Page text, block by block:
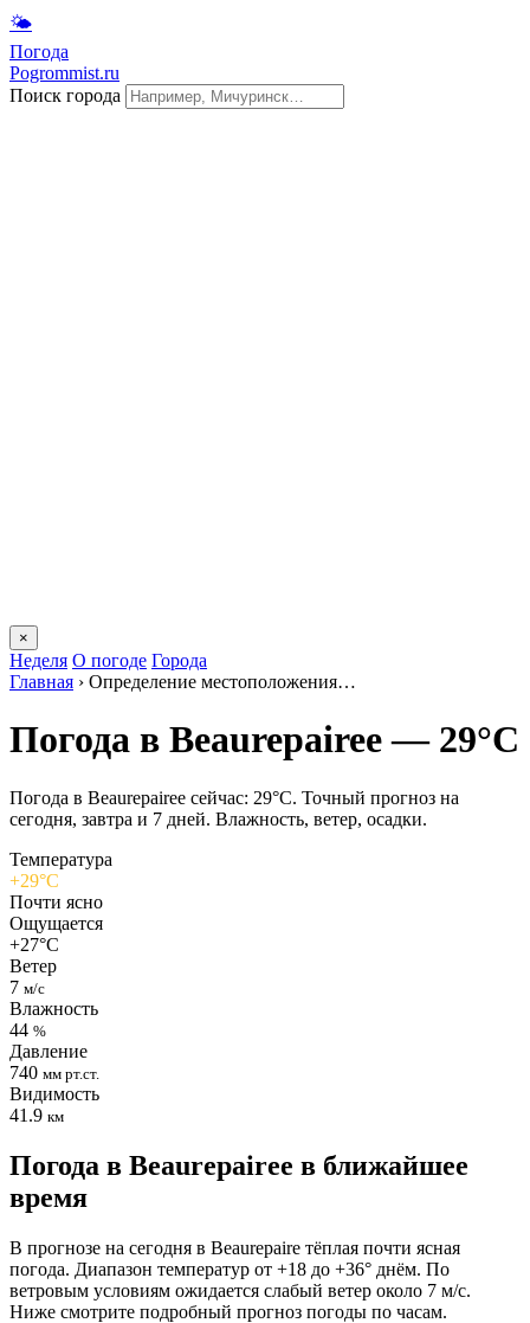
🌤
Погода
Pogrommist.ru
Поиск города
×
Неделя О погоде Города
Главная › Определение местоположения…
Погода в Beaurepaireе — 29°C
Погода в Beaurepaireе сейчас: 29°C. Точный прогноз на
сегодня, завтра и 7 дней. Влажность, ветер, осадки.
Температура
+29°C
Почти ясно
Ощущается
+27°C
Ветер
7 м/с
Влажность
44 %
Давление
740 мм рт.ст.
Видимость
41.9 км
Погода в Beaurepaireе в ближайшее
время
В прогнозе на сегодня в Beaurepaire тёплая почти ясная
погода. Диапазон температур от +18 до +36° днём. По
ветровым условиям ожидается слабый ветер около 7 м/с.
Ниже смотрите подробный прогноз погоды по часам.